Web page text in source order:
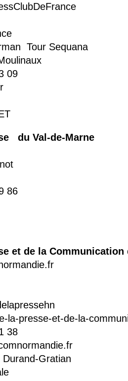
Tour Sequana
09
du Val-de-Marne
86
et de la Communication
la-presse-et-de-la-
38
Gratian